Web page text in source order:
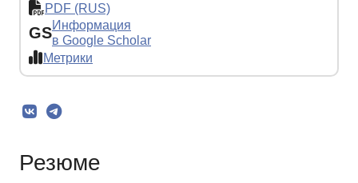
PDF (RUS)
GSИнформация
в Google Scholar
Метрики
Резюме